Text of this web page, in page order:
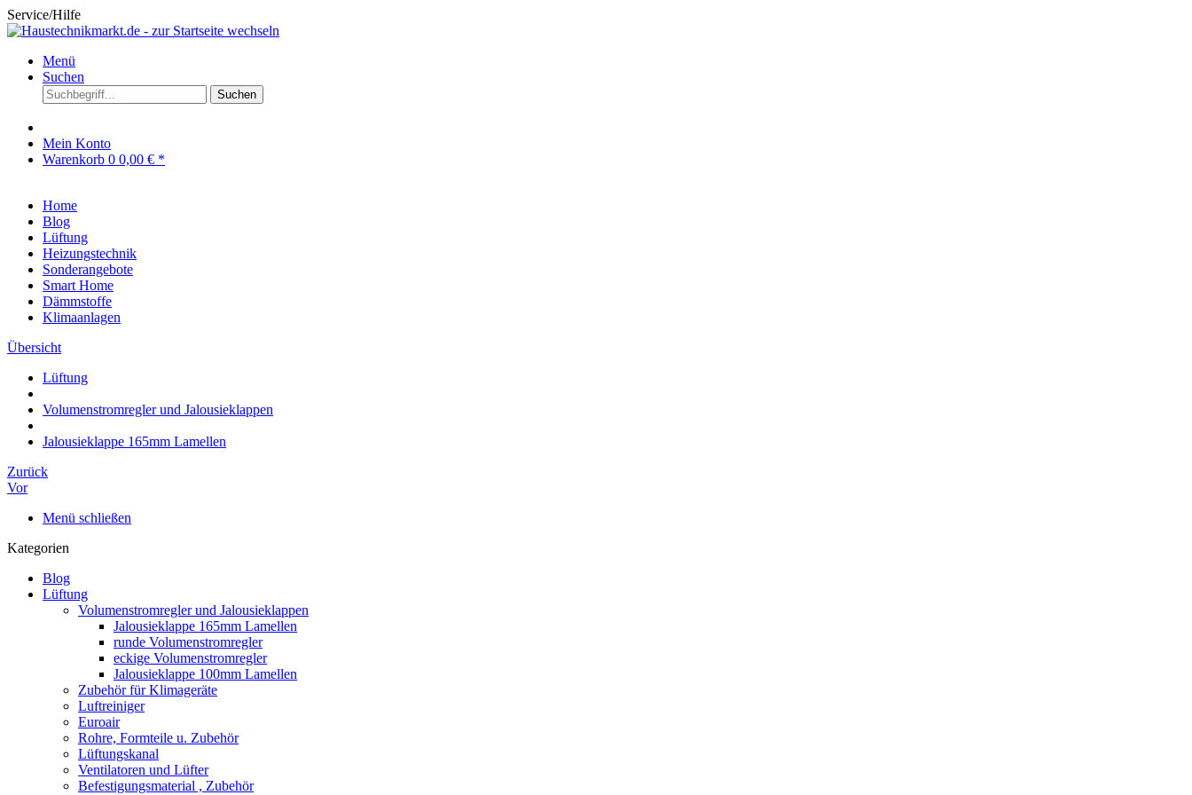
Service/Hilfe
Menü
Suchen
Suchen
Mein Konto
Warenkorb 0 0,00 € *
Home
Blog
Lüftung
Heizungstechnik
Sonderangebote
Smart Home
Dämmstoffe
Klimaanlagen
Übersicht
Lüftung
Volumenstromregler und Jalousieklappen
Jalousieklappe 165mm Lamellen
Zurück
Vor
Menü schließen
Kategorien
Blog
Lüftung
Volumenstromregler und Jalousieklappen
Jalousieklappe 165mm Lamellen
runde Volumenstromregler
eckige Volumenstromregler
Jalousieklappe 100mm Lamellen
Zubehör für Klimageräte
Luftreiniger
Euroair
Rohre, Formteile u. Zubehör
Lüftungskanal
Ventilatoren und Lüfter
Befestigungsmaterial , Zubehör